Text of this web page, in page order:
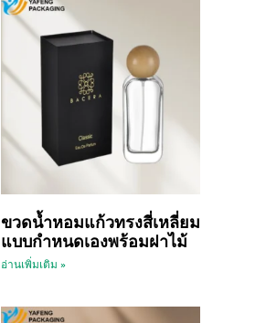
ขวดน้ำหอมแก้วทรงสี่เหลี่ยม
แบบกำหนดเองพร้อมฝาไม้
อ่านเพิ่มเติม »